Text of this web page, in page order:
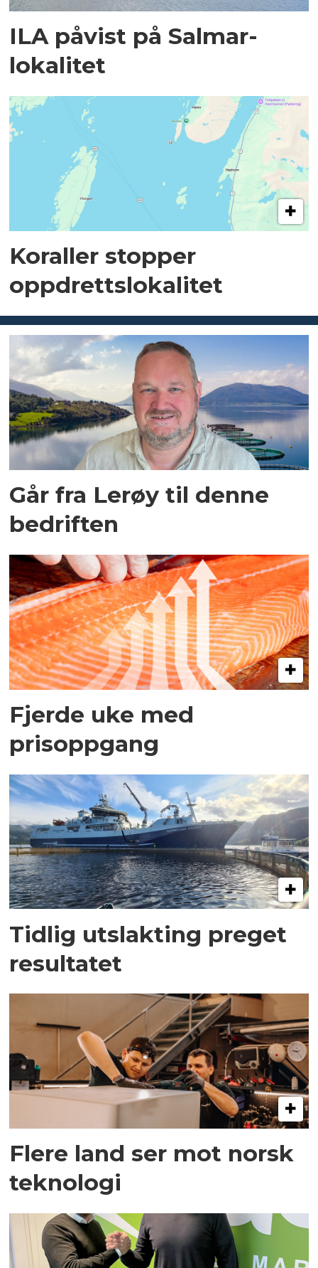
ILA påvist på Salmar-
lokalitet
Koraller stopper
oppdrettslokalitet
Går fra Lerøy til denne
bedriften
Fjerde uke med
prisoppgang
Tidlig utslakting preget
resultatet
Flere land ser mot norsk
teknologi